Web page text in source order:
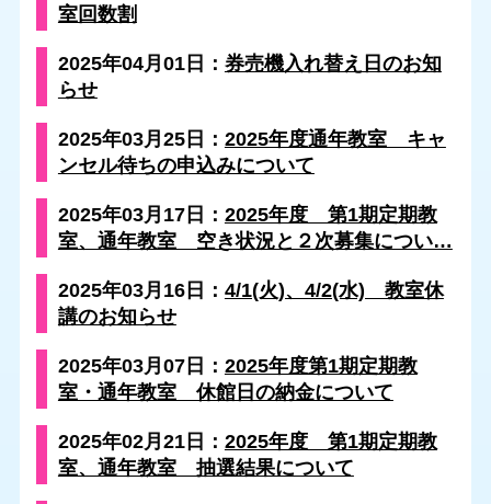
室回数割
2025年04月01日： 券売機入れ替え日のお知
らせ
2025年03月25日： 2025年度通年教室 キャ
ンセル待ちの申込みについて
2025年03月17日： 2025年度 第1期定期教
室、通年教室 空き状況と２次募集につい…
2025年03月16日： 4/1(火)、4/2(水) 教室休
講のお知らせ
2025年03月07日： 2025年度第1期定期教
室・通年教室 休館日の納金について
2025年02月21日： 2025年度 第1期定期教
室、通年教室 抽選結果について